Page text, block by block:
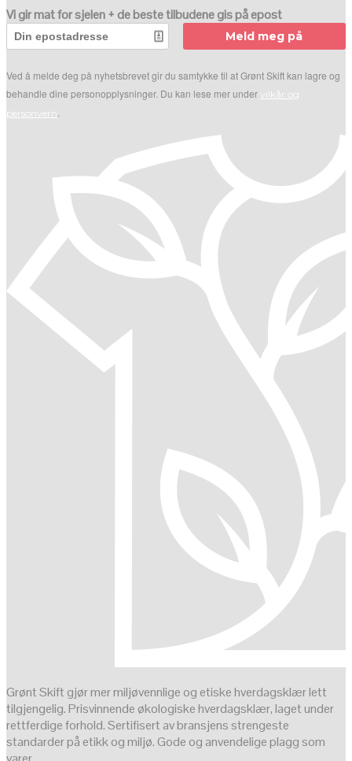
Vi gir mat for sjelen + de beste tilbudene gis på epost
Meld meg på
Ved å melde deg på nyhetsbrevet gir du samtykke til at Grønt Skift kan lagre og
behandle dine personopplysninger. Du kan lese mer under vilkår og
personvern
Grønt Skift gjør mer miljøvennlige og etiske hverdagsklær lett
tilgjengelig. Prisvinnende økologiske hverdagsklær, laget under
rettferdige forhold. Sertifisert av bransjens strengeste
standarder på etikk og miljø. Gode og anvendelige plagg som